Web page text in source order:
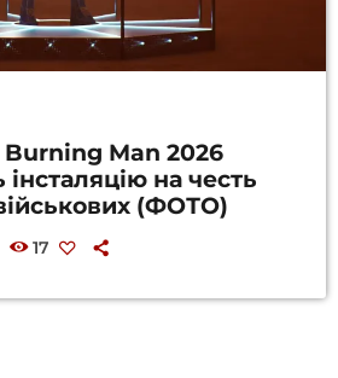
Burning Man 2026
на честь
(ФОТО)
17